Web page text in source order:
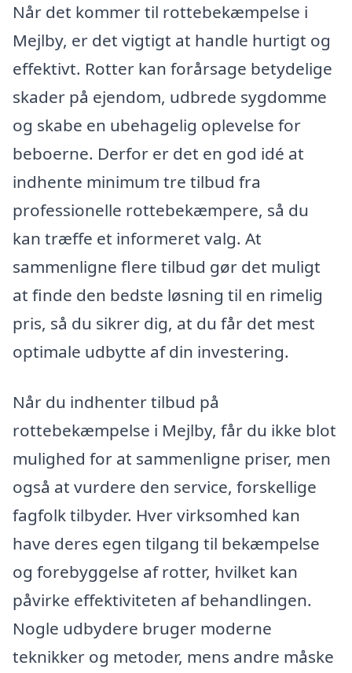
Når det kommer til rottebekæmpelse i
Mejlby, er det vigtigt at handle hurtigt og
effektivt. Rotter kan forårsage betydelige
skader på ejendom, udbrede sygdomme
og skabe en ubehagelig oplevelse for
beboerne. Derfor er det en god idé at
indhente minimum tre tilbud fra
professionelle rottebekæmpere, så du
kan træffe et informeret valg. At
sammenligne flere tilbud gør det muligt
at finde den bedste løsning til en rimelig
pris, så du sikrer dig, at du får det mest
optimale udbytte af din investering.
Når du indhenter tilbud på
rottebekæmpelse i Mejlby, får du ikke blot
mulighed for at sammenligne priser, men
også at vurdere den service, forskellige
fagfolk tilbyder. Hver virksomhed kan
have deres egen tilgang til bekæmpelse
og forebyggelse af rotter, hvilket kan
påvirke effektiviteten af behandlingen.
Nogle udbydere bruger moderne
teknikker og metoder, mens andre måske